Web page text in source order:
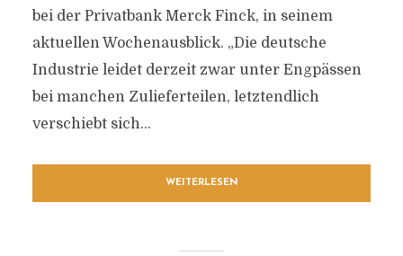
bei der Privatbank Merck Finck, in seinem
aktuellen Wochenausblick. „Die deutsche
Industrie leidet derzeit zwar unter Engpässen
bei manchen Zulieferteilen, letztendlich
verschiebt sich...
WEITERLESEN